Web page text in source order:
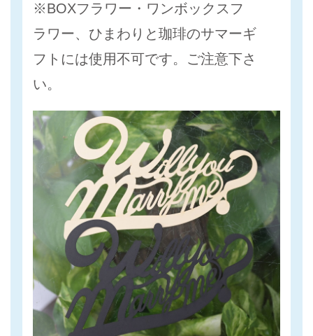
※BOXフラワー・ワンボックスフ
ラワー、ひまわりと珈琲のサマーギ
フトには使用不可です。ご注意下さ
い。